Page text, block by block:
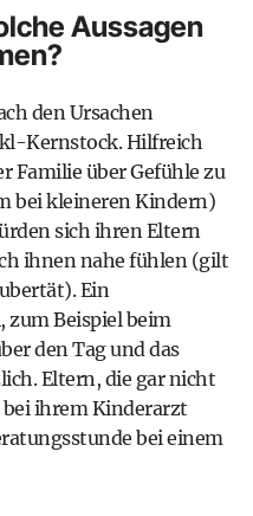
Aussagen
den Ursachen
Kernstock. Hilfreich
Familie über Gefühle zu
bei kleineren Kindern)
sich ihren Eltern
ihnen nahe fühlen (gilt
Ein
zum Beispiel beim
den Tag und das
Eltern, die gar nicht
ihrem Kinderarzt
bei einem